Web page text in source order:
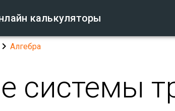
калькуляторы
 Алгебра
системы